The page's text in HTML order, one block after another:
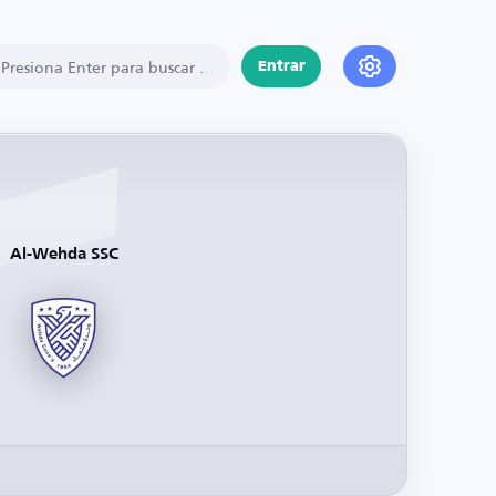
Entrar
Al-Wehda SSC